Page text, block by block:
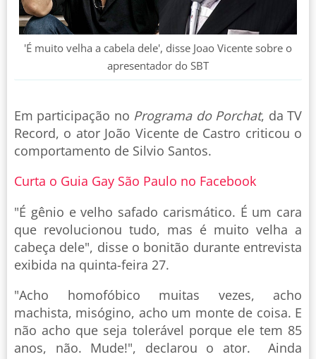
'É muito velha a cabela dele', disse Joao Vicente sobre o
apresentador do SBT
Em participação no Programa do Porchat, da TV
Record, o ator João Vicente de Castro criticou o
comportamento de Silvio Santos.
Curta o Guia Gay São Paulo no Facebook
"É gênio e velho safado carismático. É um cara
que revolucionou tudo, mas é muito velha a
cabeça dele", disse o bonitão durante entrevista
exibida na quinta-feira 27.
"Acho homofóbico muitas vezes, acho
machista, misógino, acho um monte de coisa. E
não acho que seja tolerável porque ele tem 85
anos, não. Mude!", declarou o ator. Ainda